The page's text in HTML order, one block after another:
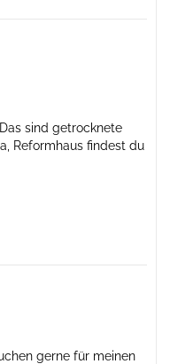
sind getrocknete
Reformhaus findest du
gerne für meinen